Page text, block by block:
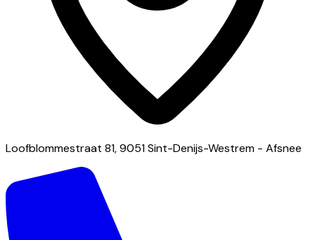
Loofblommestraat 81, 9051 Sint-Denijs-Westrem - Afsnee